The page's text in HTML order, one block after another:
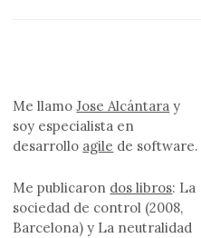
Me llamoJose Alcántara y
soy especialista en
desarrollo agile de software.
Me publicaron dos libros: La
sociedad de control (2008,
Barcelona) y La neutralidad